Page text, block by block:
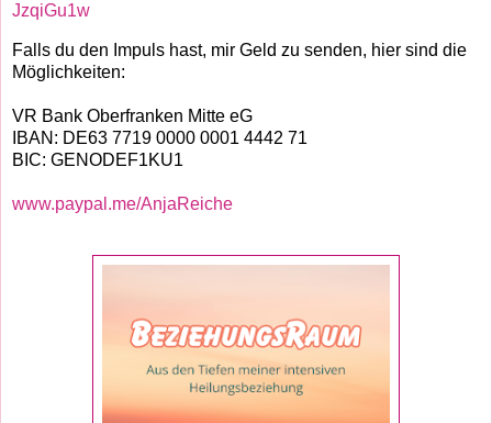
JzqiGu1w
Falls du den Impuls hast, mir Geld zu senden, hier sind die
Möglichkeiten:
VR Bank Oberfranken Mitte eG
IBAN: DE63 7719 0000 0001 4442 71
BIC: GENODEF1KU1
www.paypal.me/AnjaReiche